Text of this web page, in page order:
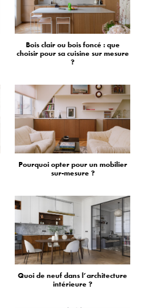
Bois clair ou bois foncé : que
choisir pour sa cuisine sur mesure
?
Pourquoi opter pour un mobilier
sur-mesure ?
Quoi de neuf dans l’architecture
intérieure ?